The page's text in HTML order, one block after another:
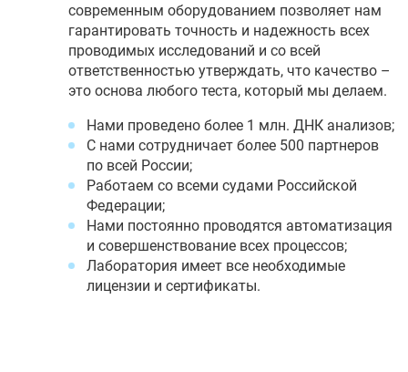
современным оборудованием позволяет нам
гарантировать точность и надежность всех
проводимых исследований и со всей
ответственностью утверждать, что качество –
это основа любого теста, который мы делаем.
Нами проведено более 1 млн. ДНК анализов;
С нами сотрудничает более 500 партнеров
по всей России;
Работаем со всеми судами Российской
Федерации;
Нами постоянно проводятся автоматизация
и совершенствование всех процессов;
Лаборатория имеет все необходимые
лицензии и сертификаты.